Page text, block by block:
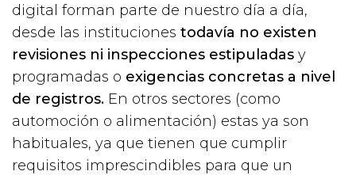
digital forman parte de nuestro día a día,
desde las instituciones todavía no existen
revisiones ni inspecciones estipuladas y
programadas o exigencias concretas a nivel
de registros. En otros sectores (como
automoción o alimentación) estas ya son
habituales, ya que tienen que cumplir
requisitos imprescindibles para que un